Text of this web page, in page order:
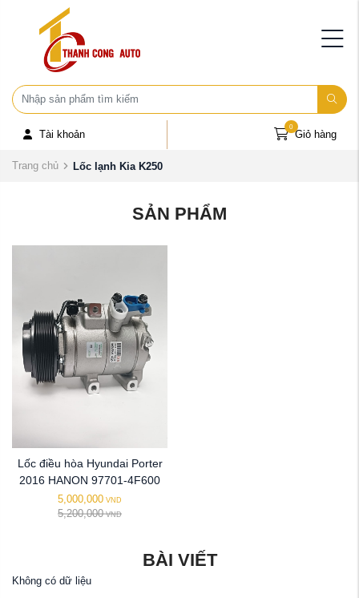
Tài khoản Giỏ hàng
0
Trang chủ Lốc lạnh Kia K250
SẢN PHẨM
Lốc điều hòa Hyundai Porter
2016 HANON 97701-4F600
5,000,000 VND
5,200,000 VND
BÀI VIẾT
Không có dữ liệu